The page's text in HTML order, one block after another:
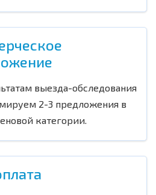
выезда-обследования
2-3 предложения в
категории.